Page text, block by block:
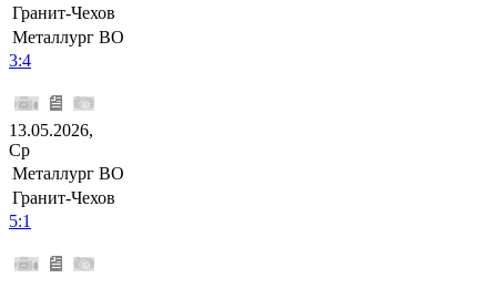
Гранит-Чехов
Металлург ВО
3:4
13.05.2026,
Ср
Металлург ВО
Гранит-Чехов
5:1